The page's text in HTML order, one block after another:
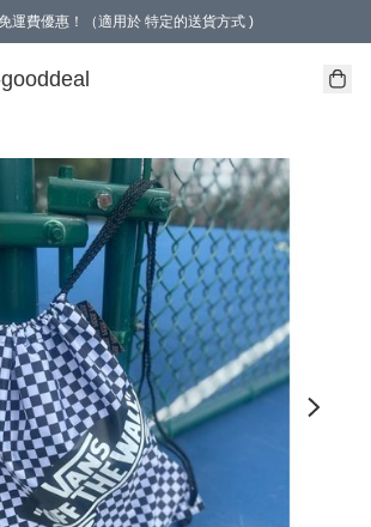
運費優惠！（適用於 特定的送貨方式 )